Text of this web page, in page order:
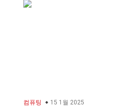
컴퓨팅 15 1월 2025